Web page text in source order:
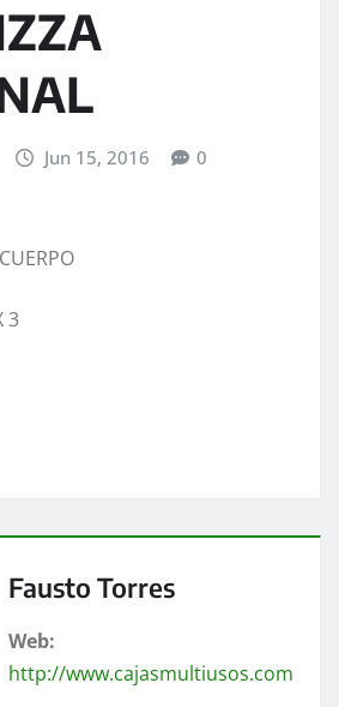
Jun 15, 2016 0
3
er
Fausto Torres
Web:
http://www.cajasmultiusos.com